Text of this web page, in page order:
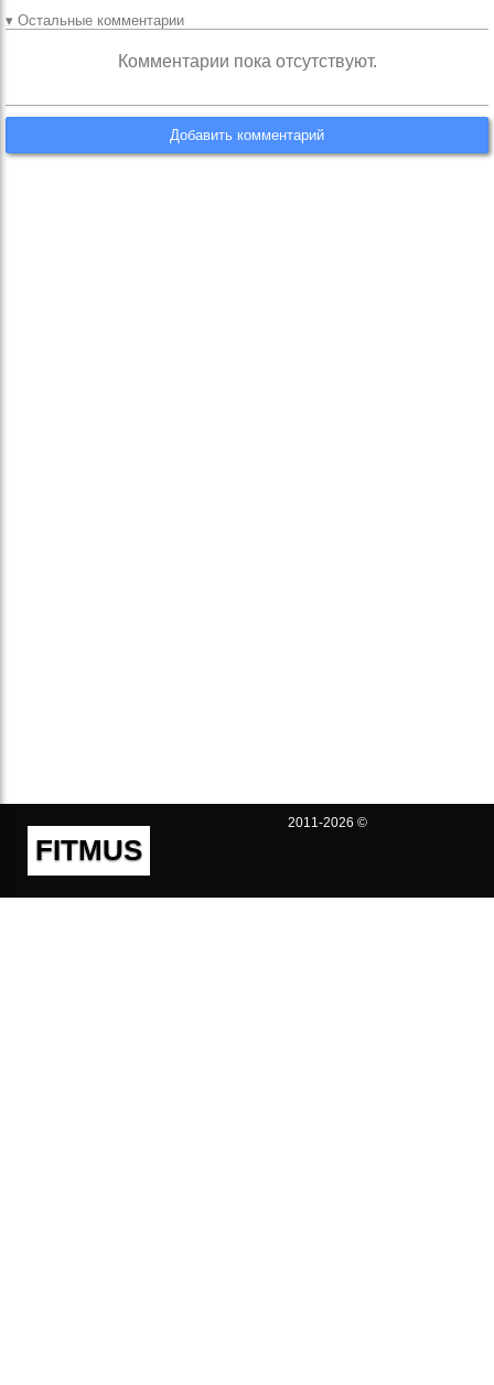
▾ Остальные комментарии
Комментарии пока отсутствуют.
Добавить комментарий
FITMUS
2011-2026 ©